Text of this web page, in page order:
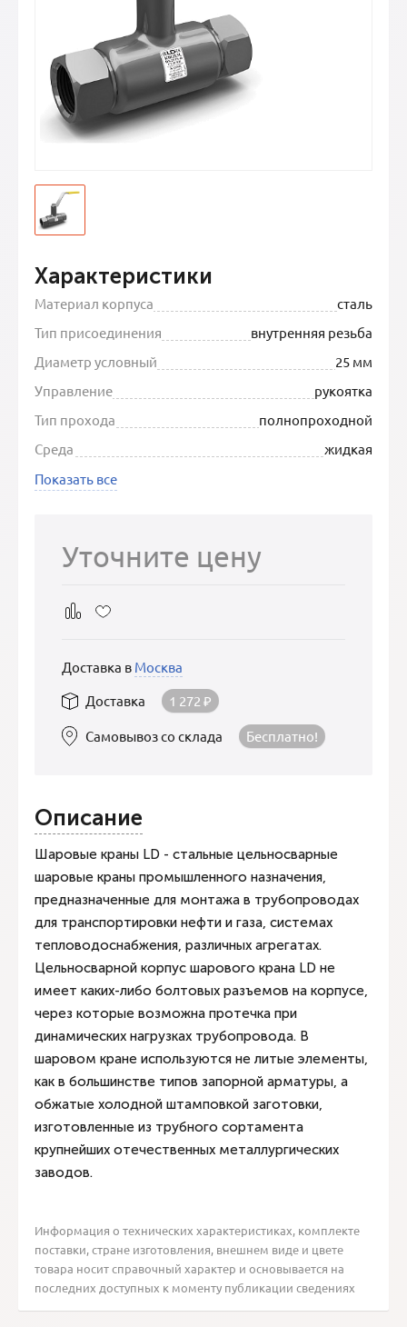
Характеристики
Материал корпуса
сталь
Тип присоединения
внутренняя резьба
Диаметр условный
25 мм
Управление
рукоятка
Тип прохода
полнопроходной
Среда
жидкая
Показать все
Уточните цену
Доставка в Москва
Доставка
1 272 ₽
Самовывоз со склада Бесплатно!
Описание
Шаровые краны LD - стальные цельносварные
шаровые краны промышленного назначения,
предназначенные для монтажа в трубопроводах
для транспортировки нефти и газа, системах
тепловодоснабжения, различных агрегатах.
Цельносварной корпус шарового крана LD не
имеет каких-либо болтовых разъемов на корпусе,
через которые возможна протечка при
динамических нагрузках трубопровода. В
шаровом кране используются не литые элементы,
как в большинстве типов запорной арматуры, а
обжатые холодной штамповкой заготовки,
изготовленные из трубного сортамента
крупнейших отечественных металлургических
заводов.
Информация о технических характеристиках, комплекте
поставки, стране изготовления, внешнем виде и цвете
товара носит справочный характер и основывается на
последних доступных к моменту публикации сведениях